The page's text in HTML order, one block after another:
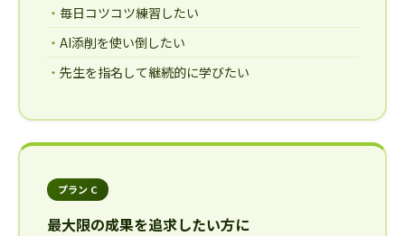
毎日コツコツ練習したい
AI添削を使い倒したい
先生を指名して継続的に学びたい
プラン C
最大限の成果を追求したい方に